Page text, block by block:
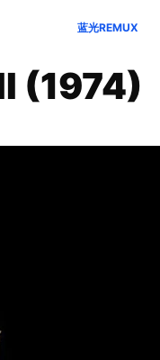
蓝光REMUX
(1974)